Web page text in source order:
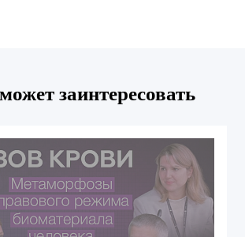
заинтересовать